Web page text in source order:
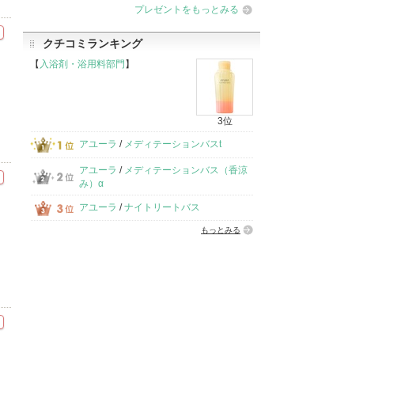
品
プレゼントをもっとみる
クチコミランキング
【 入浴剤・浴用料部門 】
3位
アユーラ / メディテーションバスt
アユーラ / メディテーションバス（香涼
み）α
アユーラ /ナイトリートバス
もっとみる